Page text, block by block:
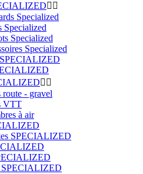
 
Specialized
Specialized
Specialized
Specialized
SPECIALIZED
 
route - gravel
VTT
à air
SPECIALIZED
SPECIALIZED